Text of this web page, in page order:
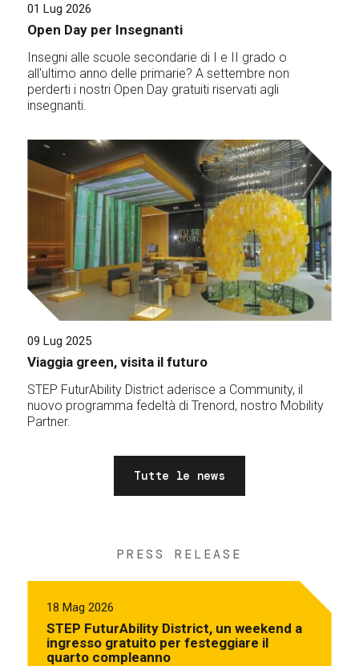
01 Lug 2026
Open Day per Insegnanti
Insegni alle scuole secondarie di I e II grado o
all'ultimo anno delle primarie? A settembre non
perderti i nostri Open Day gratuiti riservati agli
insegnanti.
09 Lug 2025
Viaggia green, visita il futuro
STEP FuturAbility District aderisce a Community, il
nuovo programma fedeltà di Trenord, nostro Mobility
Partner.
Tutte le news
PRESS RELEASE
18 Mag 2026
STEP FuturAbility District, un weekend a
ingresso gratuito per festeggiare il
quarto compleanno